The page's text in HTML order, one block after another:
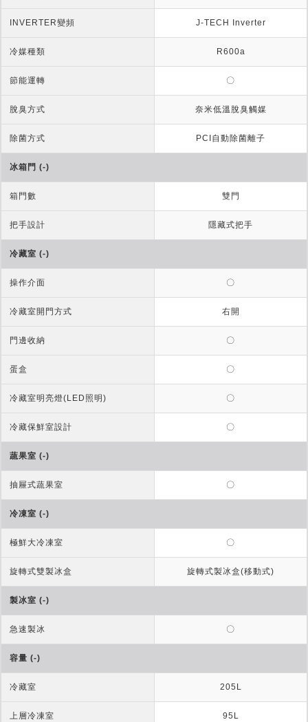
INVERTER變頻 J-TECH Inverter
冷媒種類 R600a
節能運轉 〇
脫臭方式 奈米低溫脫臭觸媒
除菌方式 PCI自動除菌離子
冰箱門 (-)
箱門數 雙門
把手設計 隱藏式把手
冷藏室 (-)
操作介面 〇
冷藏室開門方式 右開
門邊收納 〇
蛋盒 〇
冷藏室明亮燈(LED照明) 〇
冷藏保鮮室設計 〇
蔬果室 (-)
抽屜式蔬果室 〇
冷凍室 (-)
極鮮大冷凍室 〇
旋轉式雙製冰盒 旋轉式製冰盒(移動式)
製冰室 (-)
急速製冰 〇
容量 (-)
冷藏室 205L
上層冷凍室 95L